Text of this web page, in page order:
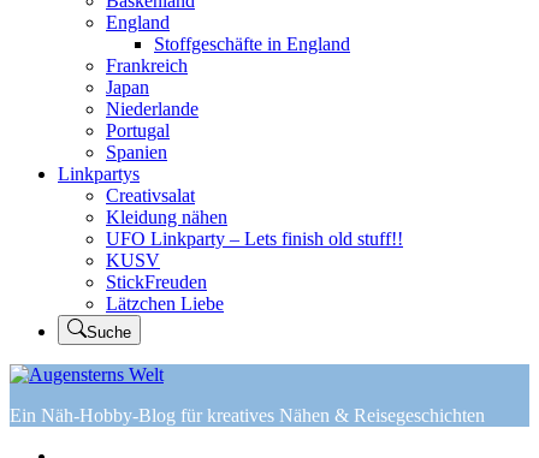
England
Stoffgeschäfte in England
Frankreich
Japan
Niederlande
Portugal
Spanien
Linkpartys
Creativsalat
Kleidung nähen
UFO Linkparty – Lets finish old stuff!!
KUSV
StickFreuden
Lätzchen Liebe
Suche
Ein Näh-Hobby-Blog für kreatives Nähen & Reisegeschichten